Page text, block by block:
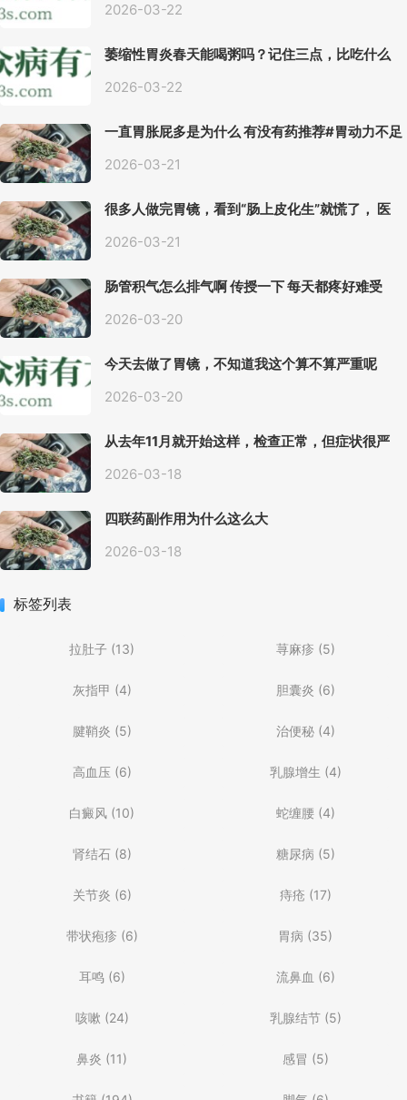
2026-03-22
萎缩性胃炎春天能喝粥吗？记住三点，比吃什么
2026-03-22
一直胃胀屁多是为什么 有没有药推荐#胃动力不足
2026-03-21
很多人做完胃镜，看到“肠上皮化生”就慌了， 医
重？
2026-03-21
肠管积气怎么排气啊 传授一下 每天都疼好难受
2026-03-20
今天去做了胃镜，不知道我这个算不算严重呢
2026-03-20
从去年11月就开始这样，检查正常，但症状很严
食物发酵气体的难受感，打出来就好一些，还一
2026-03-18
四联药副作用为什么这么大
2026-03-18
标签列表
拉肚子 (13) 荨麻疹 (5)
灰指甲 (4) 胆囊炎 (6)
腱鞘炎 (5) 治便秘(4)
高血压(6) 乳腺增生 (4)
白癜风 (10) 蛇缠腰(4)
肾结石(8) 糖尿病 (5)
关节炎 (6) 痔疮 (17)
带状疱疹 (6) 胃病 (35)
耳鸣(6) 流鼻血 (6)
咳嗽 (24) 乳腺结节(5)
鼻炎 (11) 感冒 (5)